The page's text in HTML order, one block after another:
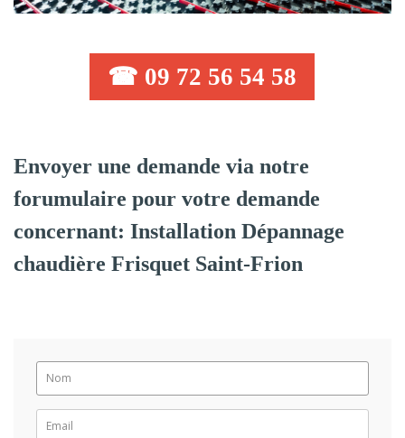
☎ 09 72 56 54 58
Envoyer une demande via notre
forumulaire pour votre demande
concernant: Installation Dépannage
chaudière Frisquet Saint-Frion